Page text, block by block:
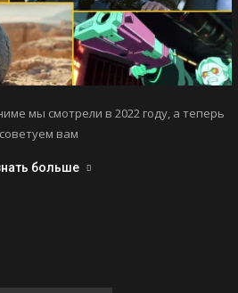
мы смотрели в 2022 году, а теперь
советуем вам
больше